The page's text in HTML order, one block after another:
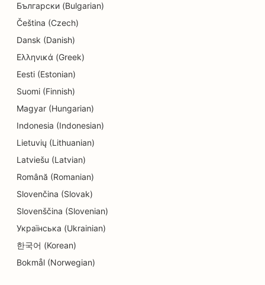
드라이클리닝 업체를 위한 SEO
전자제품 매장을 위한 SEO
근관치료사를 위한 SEO
엔지니어링 기업을 위한 SEO
에스닉 레스토랑용 EO
방탈출 게임용 SEO
페이스리프트 서비스를 위한 SEO
농장에서 식탁까지 레스토랑을 위한 SEO
재무 설계사를 위한 SEO
Български (Bulgarian)
Čeština (Czech)
Dansk (Danish)
Ελληνικά (Greek)
Eesti (Estonian)
Suomi (Finnish)
Magyar (Hungarian)
Indonesia (Indonesian)
Lietuvių (Lithuanian)
Latviešu (Latvian)
Română (Romanian)
Slovenčina (Slovak)
Slovenščina (Slovenian)
Українська (Ukrainian)
한국어 (Korean)
Bokmål (Norwegian)